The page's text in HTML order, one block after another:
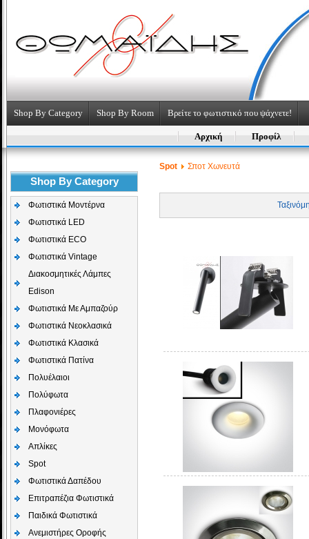
Shop By Category Shop By Room Βρείτε το φωτιστικό που ψάχνετε!
Αρχική Προφίλ
Shop By Category
Φωτιστικά Μοντέρνα
Φωτιστικά LED
Φωτιστικά ECO
Φωτιστικά Vintage
Διακοσμητικές Λάμπες
Edison
Φωτιστικά Με Αμπαζούρ
Φωτιστικά Νεοκλασικά
Φωτιστικά Κλασικά
Φωτιστικά Πατίνα
Πολυέλαιοι
Πολύφωτα
Πλαφονιέρες
Μονόφωτα
Απλίκες
Spot
Φωτιστικά Δαπέδου
Επιτραπέζια Φωτιστικά
Παιδικά Φωτιστικά
Aνεμιστήρες Οροφής
Spot Σποτ Χωνευτά